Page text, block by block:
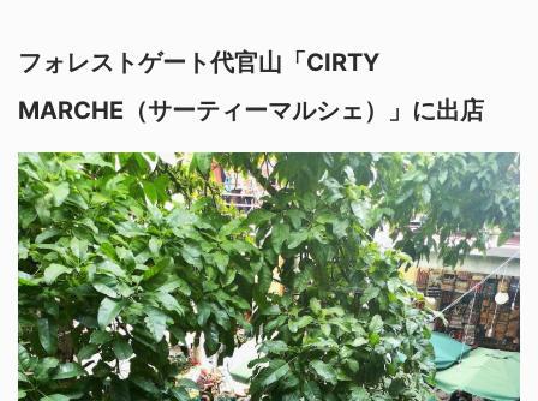
フォレストゲート代官山「CIRTY
MARCHE（サーティーマルシェ）」に出店